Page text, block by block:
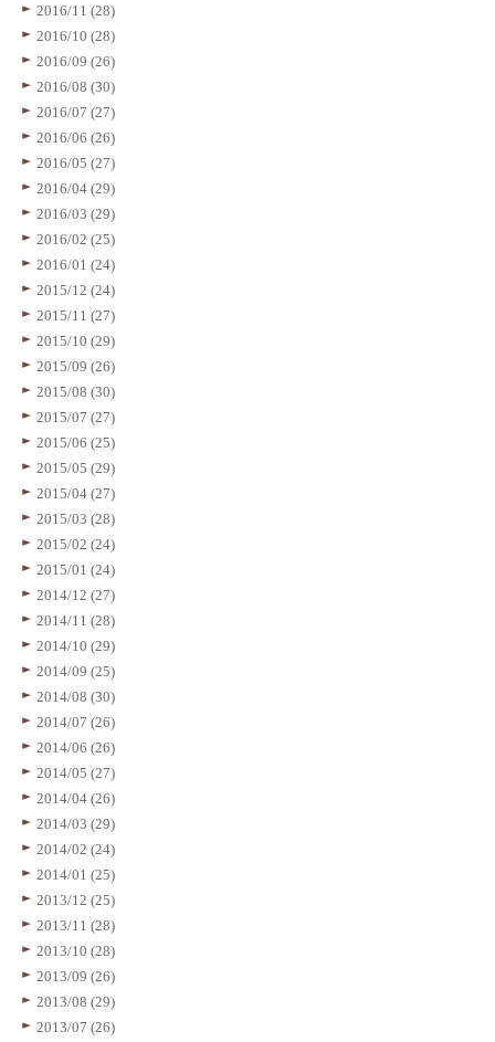
2016/11 (28)
2016/10 (28)
2016/09 (26)
2016/08 (30)
2016/07 (27)
2016/06 (26)
2016/05 (27)
2016/04 (29)
2016/03 (29)
2016/02 (25)
2016/01 (24)
2015/12 (24)
2015/11 (27)
2015/10 (29)
2015/09 (26)
2015/08 (30)
2015/07 (27)
2015/06 (25)
2015/05 (29)
2015/04 (27)
2015/03 (28)
2015/02 (24)
2015/01 (24)
2014/12 (27)
2014/11 (28)
2014/10 (29)
2014/09 (25)
2014/08 (30)
2014/07 (26)
2014/06 (26)
2014/05 (27)
2014/04 (26)
2014/03 (29)
2014/02 (24)
2014/01 (25)
2013/12 (25)
2013/11 (28)
2013/10 (28)
2013/09 (26)
2013/08 (29)
2013/07 (26)